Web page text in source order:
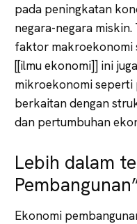
pada peningkatan
negara-negara
faktor makroekonomi
[[ilmu ekonomi]] ini
mikroekonomi seperti
berkaitan dengan
dan pertumbuhan
Lebih dalam
Ekonomi